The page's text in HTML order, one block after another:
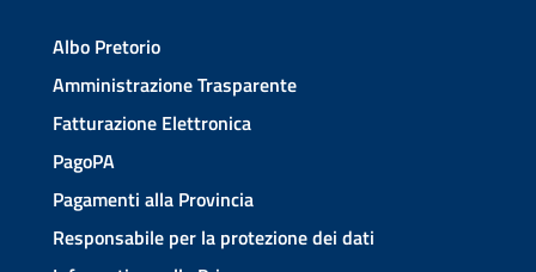
Albo Pretorio
Amministrazione Trasparente
Fatturazione Elettronica
PagoPA
Pagamenti alla Provincia
Responsabile per la protezione dei dati